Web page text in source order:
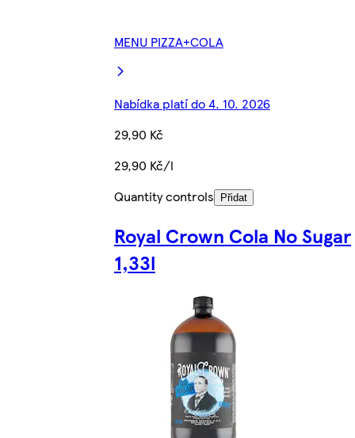
MENU PIZZA+COLA
Nabídka platí do 4. 10. 2026
29,90 Kč
29,90 Kč/l
Quantity controls
Přidat
Royal Crown Cola No Sugar
1,33l